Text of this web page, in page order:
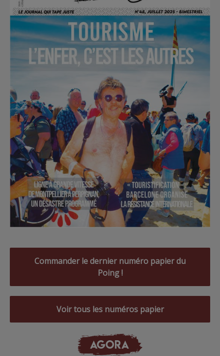
Commander le dernier numéro papier du
Poing !
Voir tous les numéros papier
AGORA